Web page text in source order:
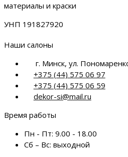
материалы и краски
УНП 191827920
Наши салоны
г. Минск, ул.
+375 (44) 575 06 97
+375 (44) 575 06 59
dekor-si@mail.ru
Время работы
Пн - Пт: 9.00 - 18.00
Сб – Вс: выходной